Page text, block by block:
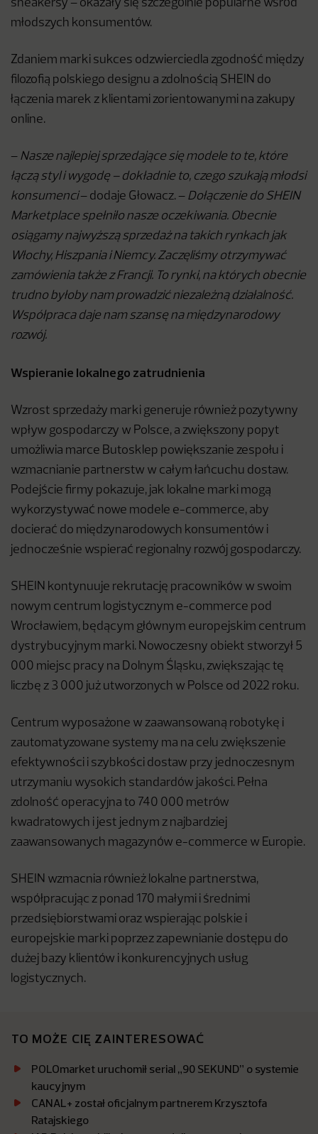
sneakersy – okazały się szczególnie popularne wśród
młodszych konsumentów.
Zdaniem marki sukces odzwierciedla zgodność między
filozofią polskiego designu a zdolnością SHEIN do
łączenia marek z klientami zorientowanymi na zakupy
online.
– Nasze najlepiej sprzedające się modele to te, które
łączą styl i wygodę – dokładnie to, czego szukają młodsi
konsumenci– dodaje Głowacz. – Dołączenie do SHEIN
Marketplace spełniło nasze oczekiwania. Obecnie
osiągamy najwyższą sprzedaż na takich rynkach jak
Włochy, Hiszpania i Niemcy. Zaczęliśmy otrzymywać
zamówienia także z Francji. To rynki, na których obecnie
trudno byłoby nam prowadzić niezależną działalność.
Współpraca daje nam szansę na międzynarodowy
rozwój.
Wspieranie lokalnego zatrudnienia
Wzrost sprzedaży marki generuje również pozytywny
wpływ gospodarczy w Polsce, a zwiększony popyt
umożliwia marce Butosklep powiększanie zespołu i
wzmacnianie partnerstw w całym łańcuchu dostaw.
Podejście firmy pokazuje, jak lokalne marki mogą
wykorzystywać nowe modele e-commerce, aby
docierać do międzynarodowych konsumentów i
jednocześnie wspierać regionalny rozwój gospodarczy.
SHEIN kontynuuje rekrutację pracowników w swoim
nowym centrum logistycznym e-commerce pod
Wrocławiem, będącym głównym europejskim centrum
dystrybucyjnym marki. Nowoczesny obiekt stworzył 5
000 miejsc pracy na Dolnym Śląsku, zwiększając tę
liczbę z 3 000 już utworzonych w Polsce od 2022 roku.
Centrum wyposażone w zaawansowaną robotykę i
zautomatyzowane systemy ma na celu zwiększenie
efektywności i szybkości dostaw przy jednoczesnym
utrzymaniu wysokich standardów jakości. Pełna
zdolność operacyjna to 740 000 metrów
kwadratowych i jest jednym z najbardziej
zaawansowanych magazynów e-commerce w Europie.
SHEIN wzmacnia również lokalne partnerstwa,
współpracując z ponad 170 małymi i średnimi
przedsiębiorstwami oraz wspierając polskie i
europejskie marki poprzez zapewnianie dostępu do
dużej bazy klientów i konkurencyjnych usług
logistycznych.
TO MOŻE CIĘ ZAINTERESOWAĆ
POLOmarket uruchomił serial „90 SEKUND” o systemie
kaucyjnym
CANAL+ został oficjalnym partnerem Krzysztofa
Ratajskiego